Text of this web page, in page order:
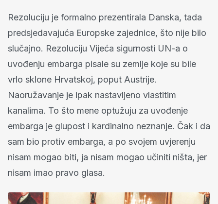
Rezoluciju je formalno prezentirala Danska, tada
predsjedavajuća Europske zajednice, što nije bilo
slučajno. Rezoluciju Vijeća sigurnosti UN-a o
uvođenju embarga pisale su zemlje koje su bile
vrlo sklone Hrvatskoj, poput Austrije.
Naoružavanje je ipak nastavljeno vlastitim
kanalima. To što mene optužuju za uvođenje
embarga je glupost i kardinalno neznanje. Čak i da
sam bio protiv embarga, a po svojem uvjerenju
nisam mogao biti, ja nisam mogao učiniti ništa, jer
nisam imao pravo glasa.